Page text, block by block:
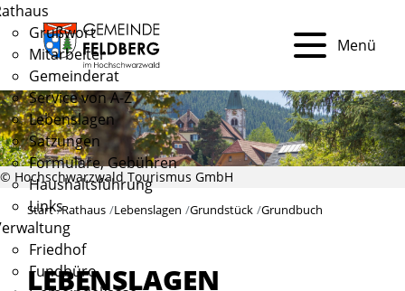
Grußwort
Mitarbeiter
Gemeinderat
Service von A-Z
Lebenslagen
Satzungen
Formulare, Gebühren
Haushaltsführung
Links
Friedhof
Fundbüro
Menü
© Hochschwarzwald Tourismus GmbH
Start Rathaus Lebenslagen Grundstück Grundbuch
LEBENSLAGEN